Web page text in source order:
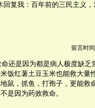
回复我：百年前的三民主义
留言时
还是因为都是病人极度缺乏
饭红薯土豆玉米也能救大量
鼠，抓鱼，打孢子，更能救
是因为药效救命。